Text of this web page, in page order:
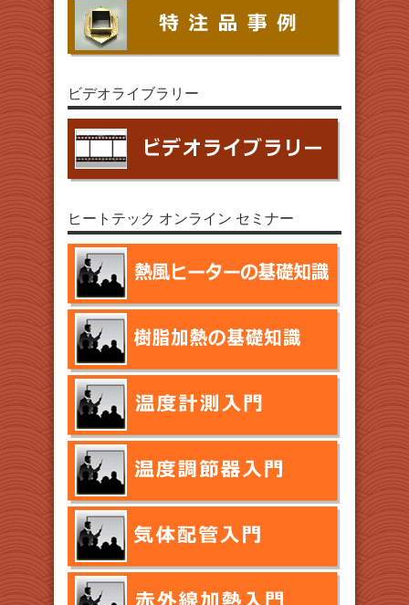
ビデオライブラリー
ヒートテック オンライン セミナー